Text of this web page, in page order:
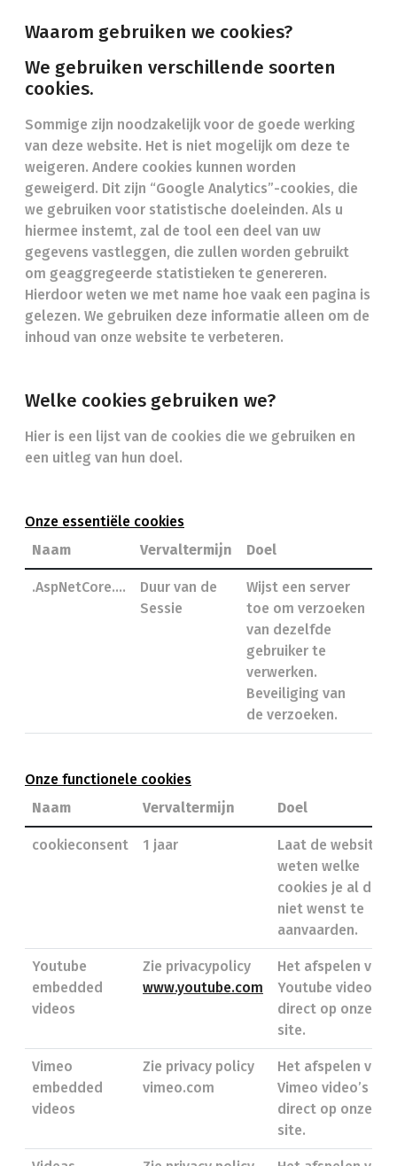
Waarom gebruiken we cookies?
We gebruiken verschillende soorten
cookies.
Sommige zijn noodzakelijk voor de goede werking
van deze website. Het is niet mogelijk om deze te
weigeren. Andere cookies kunnen worden
geweigerd. Dit zijn “Google Analytics”-cookies, die
we gebruiken voor statistische doeleinden. Als u
hiermee instemt, zal de tool een deel van uw
gegevens vastleggen, die zullen worden gebruikt
om geaggregeerde statistieken te genereren.
Hierdoor weten we met name hoe vaak een pagina is
gelezen. We gebruiken deze informatie alleen om de
inhoud van onze website te verbeteren.
Welke cookies gebruiken we?
Hier is een lijst van de cookies die we gebruiken en
een uitleg van hun doel.
Onze essentiële cookies
Naam
Vervaltermijn Doel
.AspNetCore….
Duur van de
Sessie
Wijst een server
toe om verzoeken
van dezelfde
gebruiker te
verwerken.
Beveiliging van
de verzoeken.
Onze functionele cookies
Naam
Vervaltermijn Doel
cookieconsent 1 jaar
Laat de website
weten welke
cookies je al dan
niet wenst te
aanvaarden.
Youtube
embedded
videos
Zie privacypolicy
www.youtube.com
Het afspelen van
Youtube video’s
direct op onze
site.
Vimeo
embedded
videos
Zie privacy policy
vimeo.com
Het afspelen van
Vimeo video’s
direct op onze
site.